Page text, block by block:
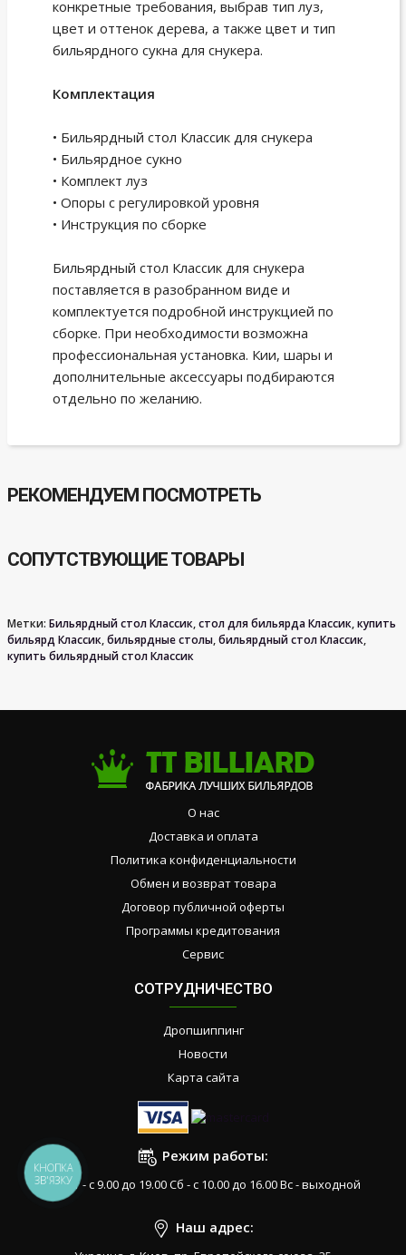
конкретные требования, выбрав тип луз,
цвет и оттенок дерева, а также цвет и тип
бильярдного сукна для снукера.
Комплектация
• Бильярдный стол Классик для снукера
• Бильярдное сукно
• Комплект луз
• Опоры с регулировкой уровня
• Инструкция по сборке
Бильярдный стол Классик для снукера
поставляется в разобранном виде и
комплектуется подробной инструкцией по
сборке. При необходимости возможна
профессиональная установка. Кии, шары и
дополнительные аксессуары подбираются
отдельно по желанию.
РЕКОМЕНДУЕМ ПОСМОТРЕТЬ
СОПУТСТВУЮЩИЕ ТОВАРЫ
Метки: Бильярдный стол Классик,стол для бильярда Классик,купить
бильярд Классик,бильярдные столы,бильярдный стол Классик,
купить бильярдный стол Классик
О нас
Доставка и оплата
Политика конфиденциальности
Обмен и возврат товара
Договор публичной оферты
Программы кредитования
Сервис
СОТРУДНИЧЕСТВО
Дропшиппинг
Новости
Карта сайта
Режим работы:
Пн-Пт - с 9.00 до 19.00 Сб - с 10.00 до 16.00 Вс - выходной
Наш адрес:
КНОПКА
ЗВ'ЯЗКУ